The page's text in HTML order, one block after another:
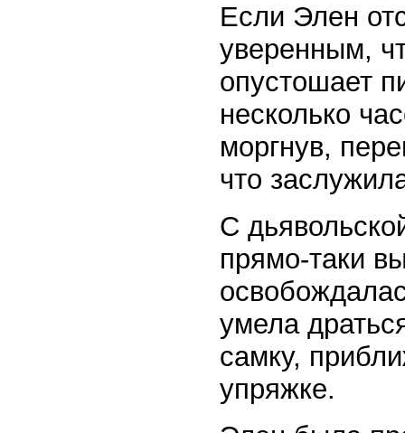
Если Элен
уверенным,
опустошает
несколько
моргнув,
что
С
прямо-таки
умела
самку,
упряжке.